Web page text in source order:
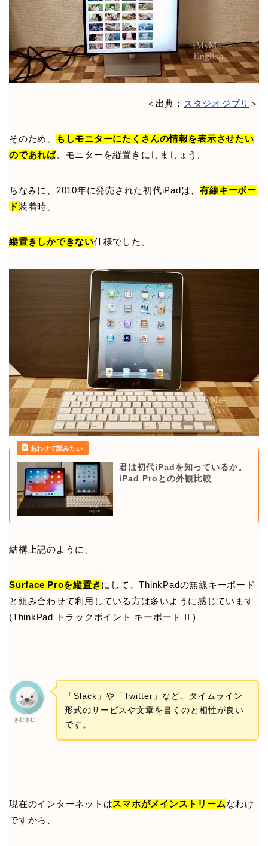
＜出典： スタジオジブリ ＞
そのため、 も しモニターにたくさんの情報を表示させたい
のであれば、モニターを縦置きにしましょう。
ちなみに、2010年に発売された初代iPadは、有線キーボー
ド装着時、
縦置きしかできない仕様でした。
君は初代iPadを知っているか。
iPad Proとの外観比較
結構上記のように、
Surface Proを縦置きにして、ThinkPadの無線キーボード
と組み合わせて利用している方は多いように感じています
(ThinkPad トラックポイント キーボード II )
きむきむ。
「Slack」や「Twitter」など、タイムライン
形式のサービスや文章を書くのと相性が良い
です。
現在のインターネットはスマホがメインストリームなわけ
ですから、